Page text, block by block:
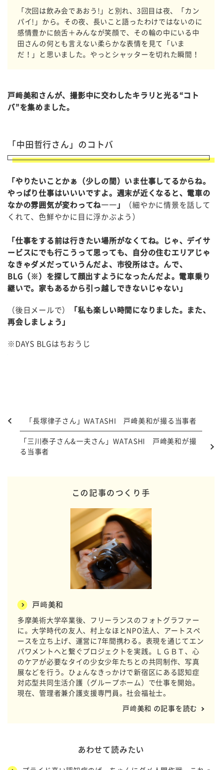
「次回は飲み会であおう!」と別れ、3回目は夜、「カン
パイ!」から。その夜、長いこと語ったわけではないのに
感情豊かに饒舌＋みんなが笑顔で、その輪の中にいる中
田さんの何とも言えない柔らかな表情を見て「いま
だ！」と思いました。やっとシャッターを切れた瞬間！
戸﨑美和さんが、撮影中に交わしたキラリと光る“コト
バ”を集めました。
「中田哲行さん」のコトバ
「やりたいことかぁ（少しの間）いま仕事してるからね。
やっぱり仕事はいいいですよ。週末が近くなると、電車の
なかの雰囲気が変わってね――」
（細やかに情景を話して
くれて、色鮮やかに目に浮かぶよう）
「仕事をする前は行きたい場所がなくてね。じゃ、デイサ
ービスにでも行こうって思っても、自分の住むエリアじゃ
なきゃダメだっていうんだよ、市役所はさ。んで、
BLG（※）を探して顔出すようになったんだよ。電車乗り
継いで。家もあるから引っ越しできないじゃない」
（後日メールで）
「私も楽しい時間になりました。また、
再会しましょう」
※DAYS BLGはちおうじ
「長塚律子さん」WATASHI 戸﨑美和が撮る当事者
「三川泰子さん&一夫さん」WATASHI 戸﨑美和が撮
る当事者
この記事のつくり手
戸﨑美和
多摩美術大学卒業後、フリーランスのフォトグラファー
に。大学時代の友人、村上なほとNPO法人、アートスペ
ースを立ち上げ、運営に7年間携わる。表現を通じてエン
パワメントへと繋ぐプロジェクトを実践。ＬＧＢＴ、心
のケアが必要なタイの少女少年たちとの共同制作、写真
展などを行う。ひょんなきっかけで新宿区にある認知症
対応型共同生活介護（グループホーム）で仕事を開始。
現在、管理者兼介護支援専門員。社会福祉士。
戸﨑美和 の記事を読む
あわせて読みたい